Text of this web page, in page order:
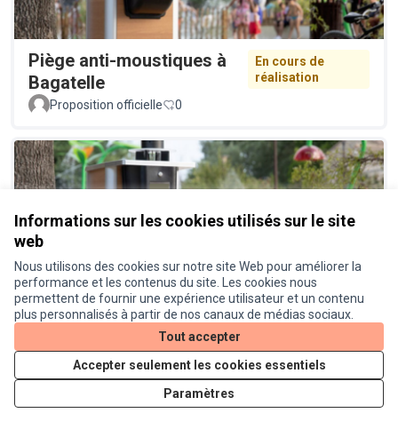
Informations sur les cookies utilisés sur le site
web
Nous utilisons des cookies sur notre site Web pour améliorer la
performance et les contenus du site. Les cookies nous
permettent de fournir une expérience utilisateur et un contenu
plus personnalisés à partir de nos canaux de médias sociaux.
Tout accepter
Accepter seulement les cookies essentiels
Paramètres
Piège anti-moustiques à
Bagatelle
En cours de
réalisation
Proposition officielle
0
Piège à moustiques à Lardenne
Proposition officielle
0